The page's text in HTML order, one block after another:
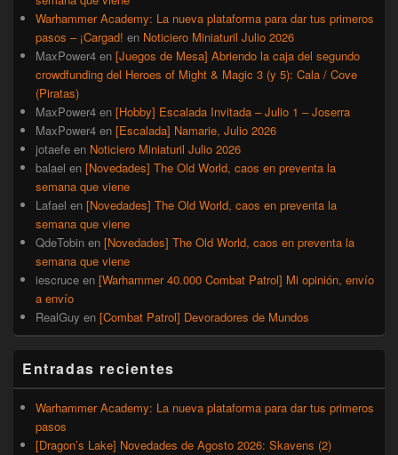
Warhammer Academy: La nueva plataforma para dar tus primeros
pasos – ¡Cargad! en Noticiero Miniaturil Julio 2026
MaxPower4 en [Juegos de Mesa] Abriendo la caja del segundo
crowdfunding del Heroes of Might & Magic 3 (y 5): Cala / Cove
(Piratas)
MaxPower4 en [Hobby] Escalada Invitada – Julio 1 – Joserra
MaxPower4 en [Escalada] Namarie, Julio 2026
jotaefe en Noticiero Miniaturil Julio 2026
balael en [Novedades] The Old World, caos en preventa la
semana que viene
Lafael en [Novedades] The Old World, caos en preventa la
semana que viene
QdeTobin en [Novedades] The Old World, caos en preventa la
semana que viene
iescruce en [Warhammer 40.000 Combat Patrol] Mi opinión, envío
a envío
RealGuy en [Combat Patrol] Devoradores de Mundos
Entradas recientes
Warhammer Academy: La nueva plataforma para dar tus primeros
pasos
[Dragon’s Lake] Novedades de Agosto 2026: Skavens (2)